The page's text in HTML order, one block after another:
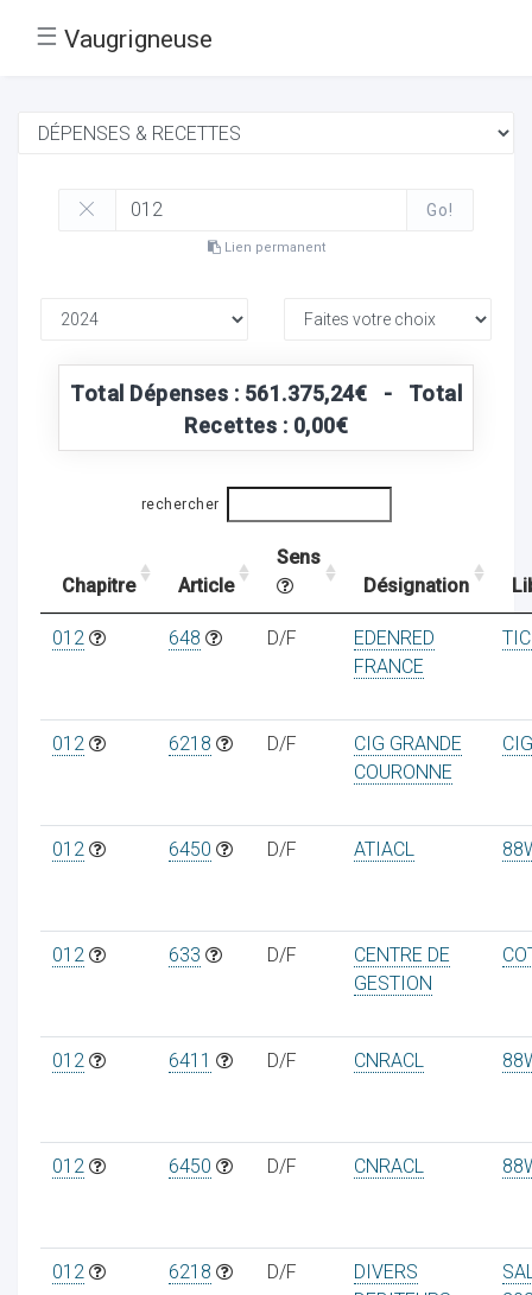
☰ Vaugrigneuse
Go!
Lien permanent
Total Dépenses : 561.375,24€ - Total
Recettes : 0,00€
rechercher
Chapitre Article
Sens
Désignation
012 648 D/F
EDENRED
FRANCE
012 6218 D/F
CIG GRANDE
COURONNE
012 6450 D/F ATIACL
012 633 D/F
CENTRE DE
GESTION
012 6411 D/F CNRACL
012 6450 D/F CNRACL
012 6218 D/F
DIVERS